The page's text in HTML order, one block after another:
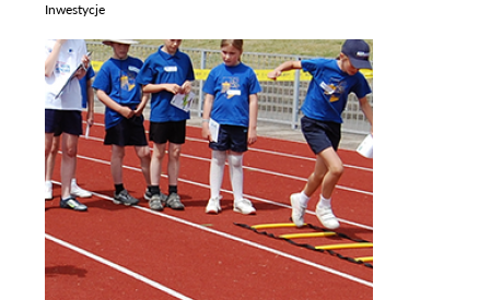
Inwestycje